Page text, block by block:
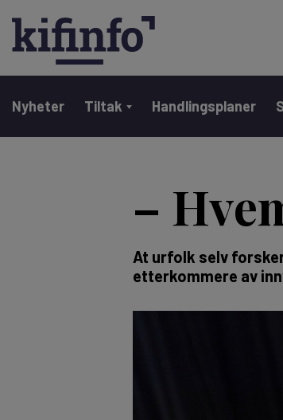
Main navigation
Nyheter Tiltak Handlingsplaner
–
At urfolk selv
etterkommere av